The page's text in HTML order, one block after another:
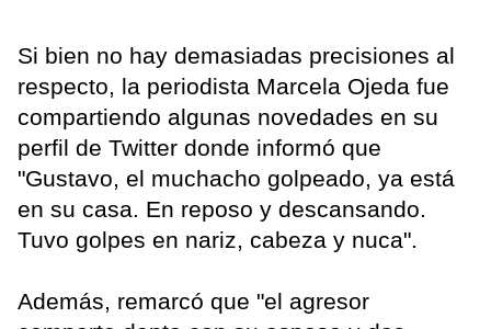
Si bien no hay demasiadas precisiones al
respecto, la periodista Marcela Ojeda fue
compartiendo algunas novedades en su
perfil de Twitter donde informó que
"Gustavo, el muchacho golpeado, ya está
en su casa. En reposo y descansando.
Tuvo golpes en nariz, cabeza y nuca".
Además, remarcó que "el agresor